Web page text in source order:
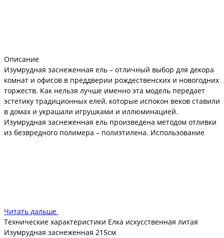
Описание
Изумрудная заснеженная ель – отличный выбор для декора
комнат и офисов в преддверии рождественских и новогодних
торжеств. Как нельзя лучше именно эта модель передает
эстетику традиционных елей, которые испокон веков ставили
в домах и украшали игрушками и иллюминацией.
Изумрудная заснеженная ель произведена методом отливки
из безвредного полимера – полиэтилена. Использование
Читать дальше
Технические характеристики Елка искусственная литая
Изумрудная заснеженная 215см